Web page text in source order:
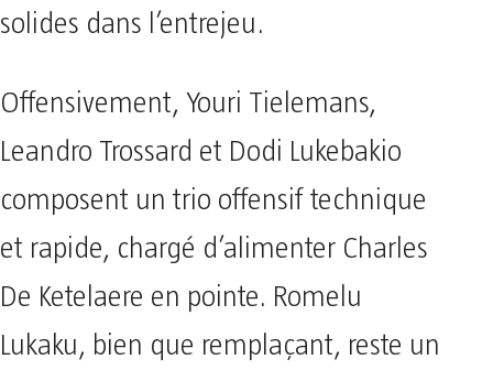
solides dans l’entrejeu.
Offensivement, Youri Tielemans,
Leandro Trossard et Dodi Lukebakio
composent un trio offensif technique
et rapide, chargé d’alimenter Charles
De Ketelaere en pointe. Romelu
Lukaku, bien que remplaçant, reste un